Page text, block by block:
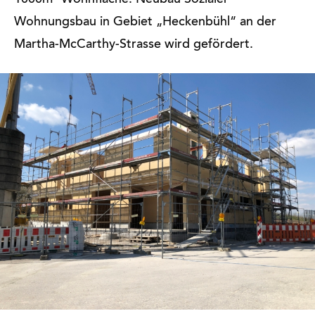
Wohnungsbau in Gebiet „Heckenbühl“ an der
Martha-McCarthy-Strasse wird gefördert.